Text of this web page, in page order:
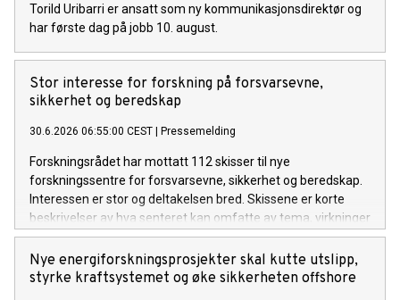
Torild Uribarri er ansatt som ny kommunikasjonsdirektør og
har første dag på jobb 10. august.
Stor interesse for forskning på forsvarsevne,
sikkerhet og beredskap
30.6.2026 06:55:00 CEST | Pressemelding
Forskningsrådet har mottatt 112 skisser til nye
forskningssentre for forsvarsevne, sikkerhet og beredskap.
Interessen er stor og deltakelsen bred. Skissene er korte
beskrivelser av hva senteret kan omfatte av tema, virkninger
og samarbeidsaktører. Til hovedutlysningen – som utsettes
til over nyåret for å gi miljøene bedre tid - forventes det at
mange slår sammen forslagene sine.
Nye energiforskningsprosjekter skal kutte utslipp,
styrke kraftsystemet og øke sikkerheten offshore